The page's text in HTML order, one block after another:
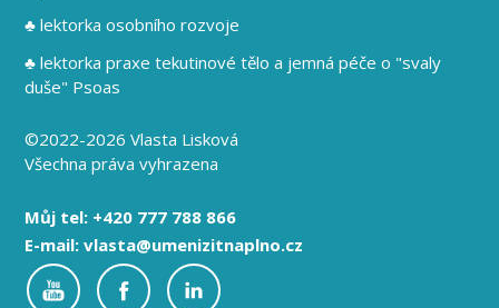
♣ lektorka osobního rozvoje
♣ lektorka praxe tekutinové tělo a jemná péče o "svaly
duše" Psoas
©2022-2026 Vlasta Lisková
Všechna práva vyhrazena
Můj tel: +420 777 788 866
E-mail: vlasta@umenizitnaplno.cz